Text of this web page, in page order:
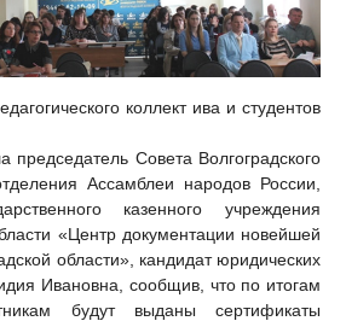
коллект ива и студентов
председатель Совета Волгоградского
Ассамблеи народов России,
казенного учреждения
«Центр документации новейшей
области», кандидат юридических
Ивановна, сообщив, что по итогам
будут выданы сертификаты